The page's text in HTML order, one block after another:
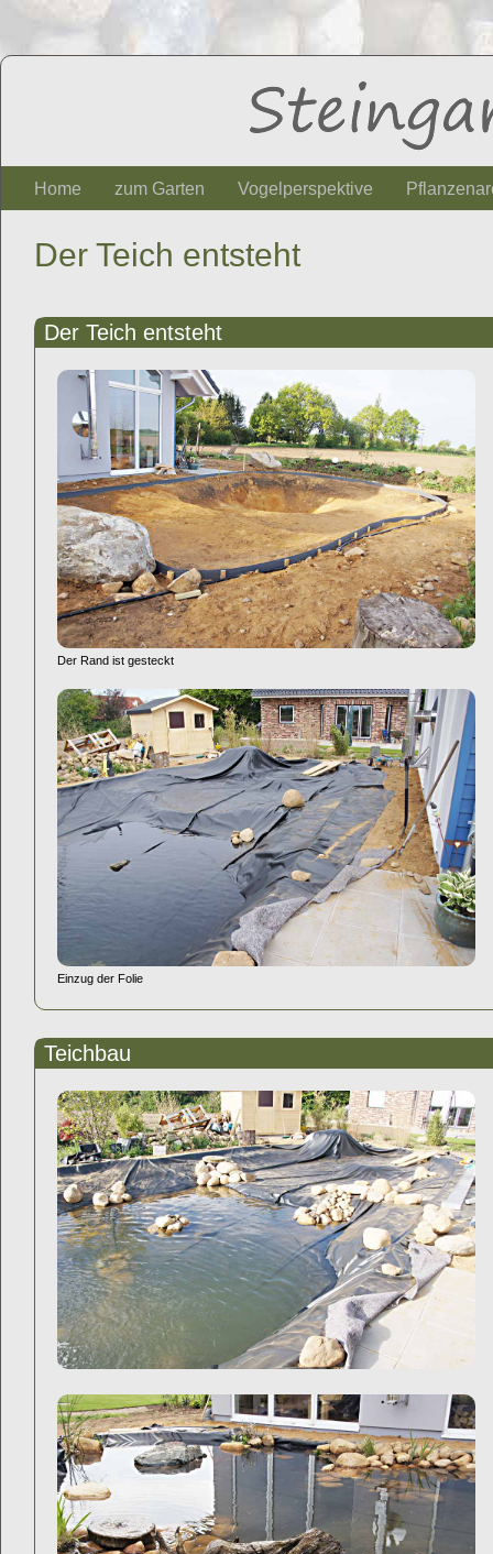
Home zum Garten Vogelperspektive
Der Teich entsteht
Der Teich entsteht
Der Rand ist gesteckt
Einzug der Folie
Teichbau